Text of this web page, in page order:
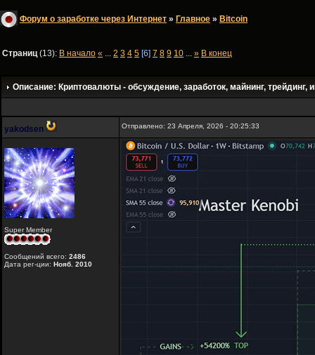
Форум о заработке через Интернет » Главное » Bitсoin
Страниц(13): В начало « ... 2 3 4 5 [6] 7 8 9 10 ... » В конец
Описание: Криптовалюты - обсуждение, заработок, майнинг, трейдинг,
yakodsen Отправлено: 23 Апреля, 2026 - 20:25:33
Super Member
Сообщений всего: 2486
Дата рег-ции: Нояб. 2010